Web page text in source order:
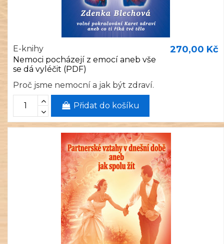
E-knihy
Nemoci pocházejí z emocí aneb vše
se dá vyléčit (PDF)
270,00 Kč
Proč jsme nemocní a jak být zdraví.
Přidat do košíku